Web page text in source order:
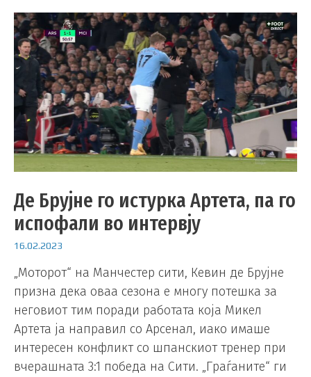
Де Брујне го истурка Артета, па го
испофали во интервју
16.02.2023
„Моторот“ на Манчестер сити, Кевин де Брујне
призна дека оваа сезона е многу потешка за
неговиот тим поради работата која Микел
Артета ја направил со Арсенал, иако имаше
интересен конфликт со шпанскиот тренер при
вчерашната 3:1 победа на Сити. „Граѓаните“ ги